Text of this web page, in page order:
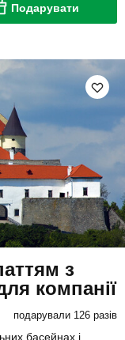
Подарувати
з
компанії
подарували 126 разів
басейнах і